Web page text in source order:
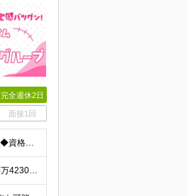
完全週休2日
面接1回
≪職種・業界未経験OK＆学歴・年齢・転職回数不問≫ ◆第二新卒歓迎 ◆社会人経験不問 ◆資格不問 ※新卒の方もご応募可能 （待遇・募集要項等は別途ご案内いたします） ※入社時期は柔軟に対応します！半年
★経験者は月給50万円～90万円 【首都圏】 月給30万1230円〜 ⇒基本22万7000円+地域6万4230円+皆勤1万円 【群馬/栃木/茨城】 月給28万1090円〜 ⇒基本23万4000円+